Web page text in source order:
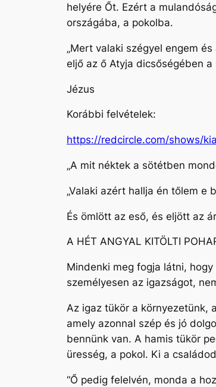
helyére Őt. Ezért a
országába, a pokolba.
„Mert valaki szégyel engem
eljő az ő Atyja dicsőségében a
Jézus
Korábbi felvételek:
https://redcircle.com/shows/
„A mit néktek a sötétben
„Valaki azért hallja én tőlem
És ömlött az eső, és eljött az
A HÉT ANGYAL KITÖLTI
Mindenki meg fogja látni,
személyesen az igazságot,
Az igaz tükör a környezetünk,
amely azonnal szép és jó
bennünk van. A hamis tükör
üresség, a pokol. Ki a
“Ő pedig felelvén, monda a